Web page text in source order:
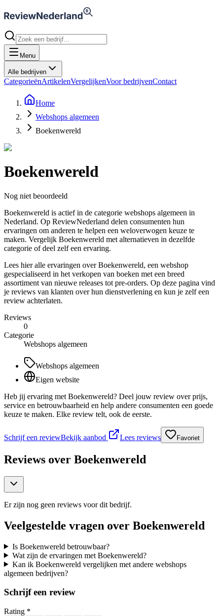
Menu
Alle bedrijven
CategorieënArtikelenVergelijkenVoor bedrijvenContact
Home
Webshops algemeen
Boekenwereld
Boekenwereld
Nog niet beoordeeld
Boekenwereld is actief in de categorie webshops algemeen in
Nederland. Op ReviewNederland delen consumenten hun
ervaringen om anderen te helpen een weloverwogen keuze te
maken. Vergelijk Boekenwereld met alternatieven in dezelfde
categorie of deel zelf een ervaring.
Lees hier alle ervaringen over Boekenwereld, een webshop
gespecialiseerd in het verkopen van boeken met een breed
assortiment van nieuwe releases tot pre-orders. Op deze pagina vind
je reviews van klanten over hun dienstverlening en kun je zelf een
review achterlaten.
Reviews
0
Categorie
Webshops algemeen
Webshops algemeen
Eigen website
Heb jij ervaring met Boekenwereld? Deel jouw review over prijs,
service en betrouwbaarheid en help andere consumenten een goede
keuze te maken. Elke review telt, ook de eerste.
Schrijf een reviewBekijk aanbod Lees reviews Favoriet
Reviews over Boekenwereld
Er zijn nog geen reviews voor dit bedrijf.
Veelgestelde vragen over Boekenwereld
Is Boekenwereld betrouwbaar?
Wat zijn de ervaringen met Boekenwereld?
Kan ik Boekenwereld vergelijken met andere webshops
algemeen bedrijven?
Schrijf een review
Rating *